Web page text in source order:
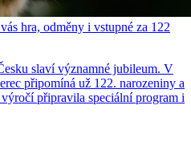
hra, odměny i vstupné za 122
slaví významné jubileum. V
připomíná už 122. narozeniny a
připravila speciální program i